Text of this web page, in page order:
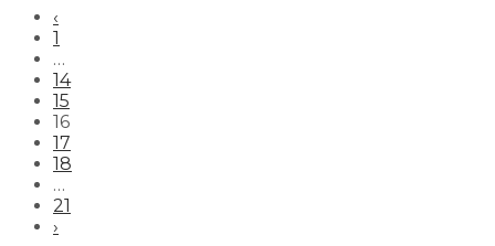
‹
1
…
14
15
16
17
18
…
21
›